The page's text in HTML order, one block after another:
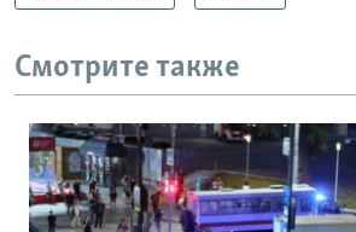
Смотрите также